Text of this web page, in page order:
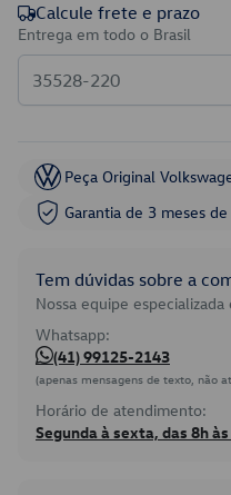
Calcule frete e prazo
Entrega em todo o Brasil
Peça Original
Garantia de 3 meses
Tem dúvidas sobre a
Nossa equipe
Whatsapp:
(41) 99125-2143
(apenas mensagens de texto, não
Horário de atendimento:
Segunda à sexta, das 8h